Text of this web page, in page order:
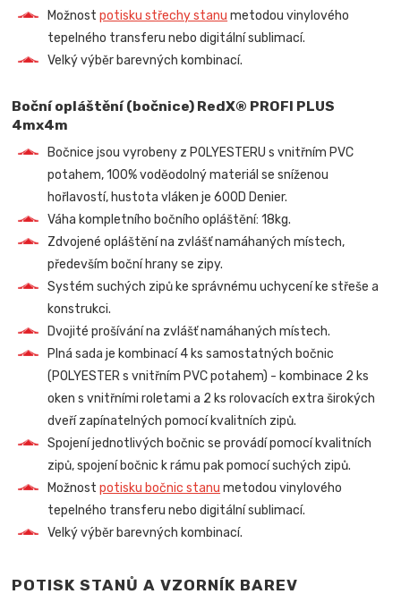
Možnostpotisku střechy stanu metodou vinylového
tepelného transferu nebo digitální sublimací.
Velký výběr barevných kombinací.
Boční opláštění (bočnice) RedX® PROFI PLUS
4mx4m
Bočnice jsou vyrobeny z POLYESTERU s vnitřním PVC
potahem, 100% voděodolný materiál se sníženou
hořlavostí, hustota vláken je 600D Denier.
Váha kompletního bočního opláštění: 18kg.
Zdvojené opláštění na zvlášť namáhaných místech,
především boční hrany se zipy.
Systém suchých zipů ke správnému uchycení ke střeše a
konstrukci.
Dvojité prošívání na zvlášť namáhaných místech.
Plná sada je kombinací 4 ks samostatných bočnic
(POLYESTER s vnitřním PVC potahem) - kombinace 2 ks
oken s vnitřními roletami a 2 ks rolovacích extra širokých
dveří zapínatelných pomocí kvalitních zipů.
Spojení jednotlivých bočnic se provádí pomocí kvalitních
zipů, spojení bočnic k rámu pak pomocí suchých zipů.
Možnostpotisku bočnic stanu metodou vinylového
tepelného transferu nebo digitální sublimací.
Velký výběr barevných kombinací.
POTISK STANŮ A VZORNÍK BAREV